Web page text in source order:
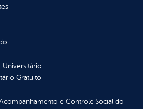
Universitário
Gratuito
e Controle Social do